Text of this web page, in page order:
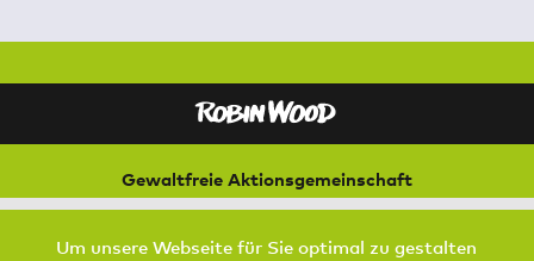
Gewaltfreie Aktionsgemeinschaft
für Natur und Umwelt
Um unsere Webseite für Sie optimal zu gestalten